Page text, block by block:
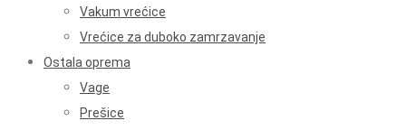
Vakum vrećice
Vrećice za duboko zamrzavanje
Ostala oprema
Vage
Prešice